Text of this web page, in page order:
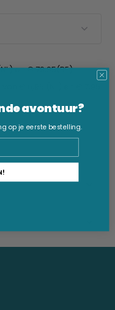
en € 79,95(BE)
avontuur?
op je eerste bestelling.